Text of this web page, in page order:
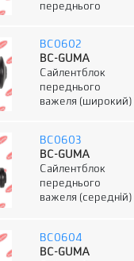
переднього
BC0602
BC-GUMA
Сайлентблок
переднього
важеля (широкий)
BC0603
BC-GUMA
Сайлентблок
переднього
важеля (середній)
BC0604
BC-GUMA